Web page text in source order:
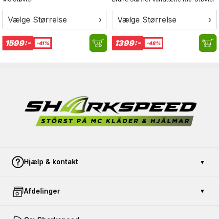
Vælge Størrelse ›
1599:- -41%
Vælge Størrelse ›
1399:- -48%
Hjælp & kontakt ▼
Kontakt os
Åbent køb
Afdelinger ▼